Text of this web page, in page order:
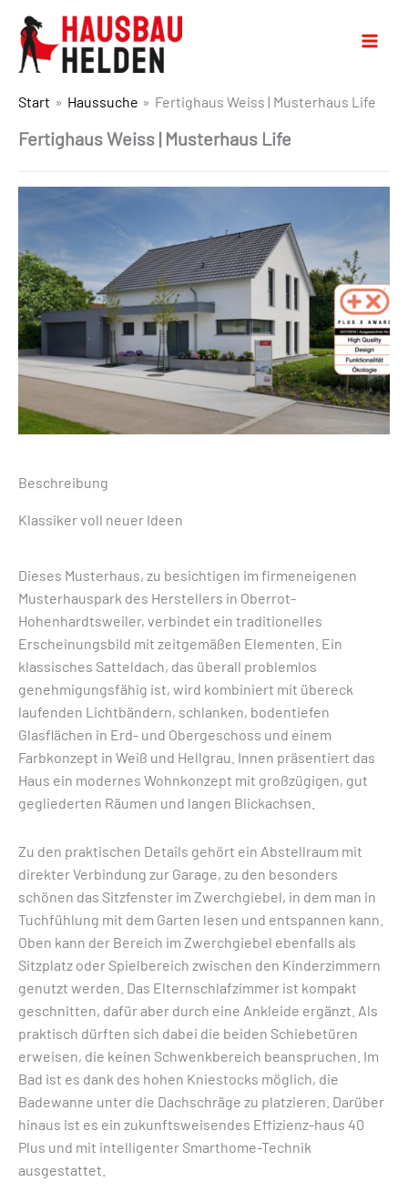
Start Haussuche Fertighaus Weiss | Musterhaus Life
Fertighaus Weiss | Musterhaus Life
Beschreibung
Klassiker voll neuer Ideen
Dieses Musterhaus, zu besichtigen im firmeneigenen
Musterhauspark des Herstellers in Oberrot-
Hohenhardtsweiler, verbindet ein traditionelles
Erscheinungsbild mit zeitgemäßen Elementen. Ein
klassisches Satteldach, das überall problemlos
genehmigungsfähig ist, wird kombiniert mit übereck
laufenden Lichtbändern, schlanken, bodentiefen
Glasflächen in Erd- und Obergeschoss und einem
Farbkonzept in Weiß und Hellgrau. Innen präsentiert das
Haus ein modernes Wohnkonzept mit großzügigen, gut
gegliederten Räumen und langen Blickachsen.
Zu den praktischen Details gehört ein Abstellraum mit
direkter Verbindung zur Garage, zu den besonders
schönen das Sitzfenster im Zwerchgiebel, in dem man in
Tuchfühlung mit dem Garten lesen und entspannen kann.
Oben kann der Bereich im Zwerchgiebel ebenfalls als
Sitzplatz oder Spielbereich zwischen den Kinderzimmern
genutzt werden. Das Elternschlafzimmer ist kompakt
geschnitten, dafür aber durch eine Ankleide ergänzt. Als
praktisch dürften sich dabei die beiden Schiebetüren
erweisen, die keinen Schwenkbereich beanspruchen. Im
Bad ist es dank des hohen Kniestocks möglich, die
Badewanne unter die Dachschräge zu platzieren. Darüber
hinaus ist es ein zukunftsweisendes Effizienz-haus 40
Plus und mit intelligenter Smarthome-Technik
ausgestattet.